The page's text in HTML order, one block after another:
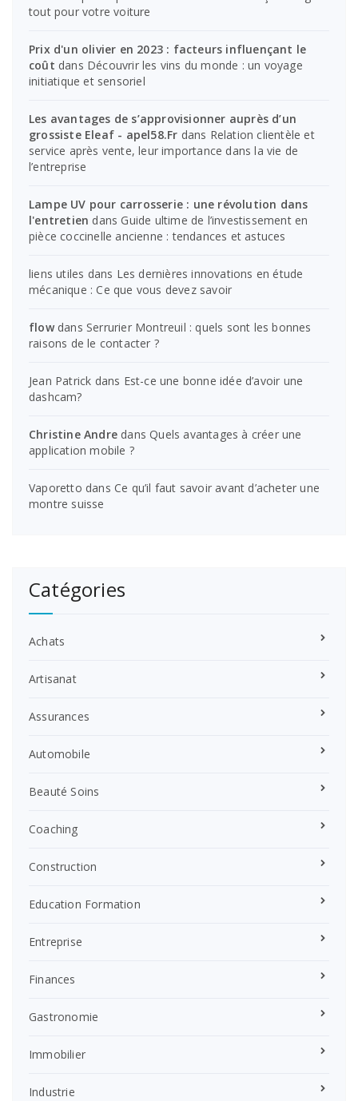
tout pour votre voiture
Prix d'un olivier en 2023 : facteurs influençant le
coût dans Découvrir les vins du monde : un voyage
initiatique et sensoriel
Les avantages de s’approvisionner auprès d’un
grossiste Eleaf - apel58.Fr dans Relation clientèle et
service après vente, leur importance dans la vie de
l’entreprise
Lampe UV pour carrosserie : une révolution dans
l'entretien dans Guide ultime de l’investissement en
pièce coccinelle ancienne : tendances et astuces
liens utiles dans Les dernières innovations en étude
mécanique : Ce que vous devez savoir
flowdans Serrurier Montreuil : quels sont les bonnes
raisons de le contacter ?
Jean Patrick dans Est-ce une bonne idée d’avoir une
dashcam?
Christine Andre dansQuels avantages à créer une
application mobile ?
Vaporetto dansCe qu’il faut savoir avant d’acheter une
montre suisse
Catégories
Achats
Artisanat
Assurances
Automobile
Beauté Soins
Coaching
Construction
Education Formation
Entreprise
Finances
Gastronomie
Immobilier
Industrie